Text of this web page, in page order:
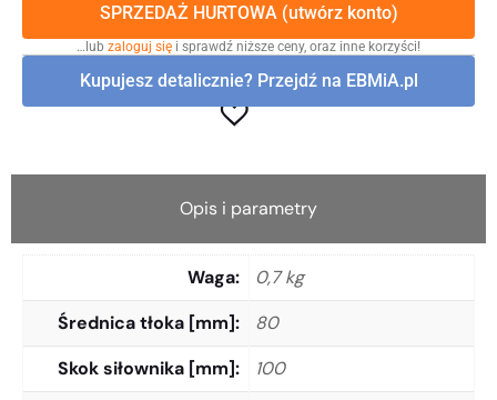
SPRZEDAŻ HURTOWA (utwórz konto)
…lub zaloguj się i sprawdź niższe ceny, oraz inne korzyści!
Kupujesz detalicznie? Przejdź na EBMiA.pl
Opis i parametry
Waga
0,7 kg
Średnica tłoka [mm]
80
Skok siłownika [mm]
100